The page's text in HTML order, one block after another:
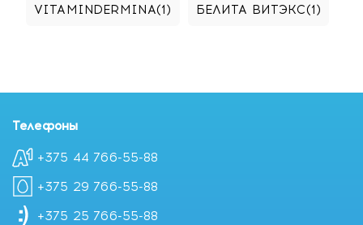
VITAMINDERMINA(1) БЕЛИТА ВИТЭКС(1)
Телефоны
+375 44 766-55-88
+375 29 766-55-88
+375 25 766-55-88